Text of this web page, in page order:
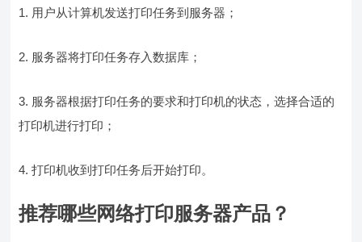
1. 用户从计算机发送打印任务到服务器；
2. 服务器将打印任务存入数据库；
3. 服务器根据打印任务的要求和打印机的状态，选择合适的
打印机进行打印；
4. 打印机收到打印任务后开始打印。
推荐哪些网络打印服务器产品？